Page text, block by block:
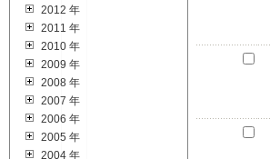
2012 年
2011 年
2010 年
2009 年
2008 年
2007 年
2006 年
2005 年
2004 年